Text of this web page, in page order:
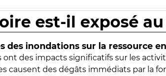
est-il exposé
des inondations sur la ressource
ont des impacts significatifs sur les
causent des dégâts immédiats par la